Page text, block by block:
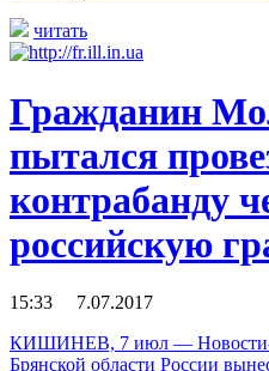
читать
Гражданин
пытался
контрабанду
российскую
15:33 7.07.2017
КИШИНЕВ, 7 июл — Новости-
Брянской области России